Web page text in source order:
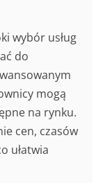
wybór usług
do
mogą
na rynku.
cen, czasów
ułatwia